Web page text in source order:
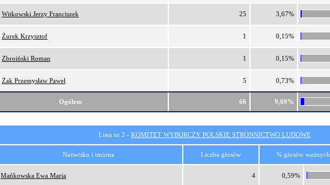
Witkowski Jerzy Franciszek 25 3,67%
Żurek Krzysztof 1 0,15%
Zbroiński Roman 1 0,15%
Żak Przemysław Paweł 5 0,73%
Ogółem 66 9,69%
Lista nr 2 - KOMITET WYBORCZY POLSKIE STRONNICTWO LUDOWE
Nazwisko i imiona Liczba głosów % głosów ważnych
Mańkowska Ewa Maria 4 0,59%